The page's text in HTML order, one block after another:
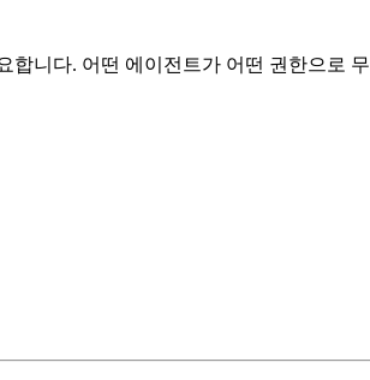
니다. 어떤 에이전트가 어떤 권한으로